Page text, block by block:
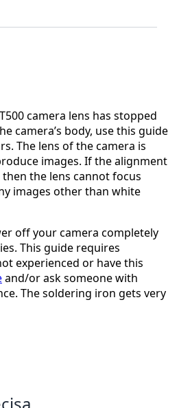
camera lens has stopped
camera’s body, use this guide
The lens of the camera is
images. If the alignment
the lens cannot focus
images other than white
off your camera completely
This guide requires
experienced or have this
and/or ask someone with
The soldering iron gets very